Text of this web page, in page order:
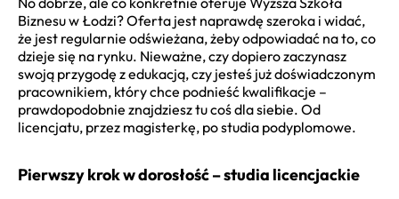
Biznesu w Łodzi? Oferta jest naprawdę szeroka i widać,
że jest regularnie odświeżana, żeby odpowiadać na to, co
dzieje się na rynku. Nieważne, czy dopiero zaczynasz
swoją przygodę z edukacją, czy jesteś już doświadczonym
pracownikiem, który chce podnieść kwalifikacje –
prawdopodobnie znajdziesz tu coś dla siebie. Od
licencjatu, przez magisterkę, po studia podyplomowe.
Pierwszy krok w dorosłość – studia licencjackie